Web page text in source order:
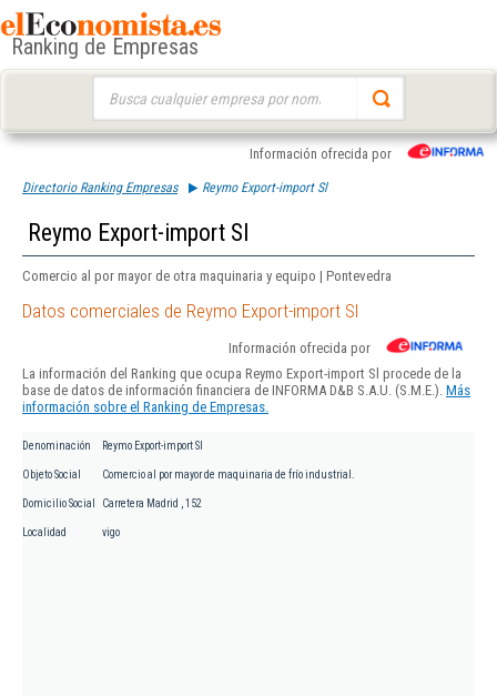
Ranking de Empresas
Información ofrecida por
Directorio Ranking Empresas Reymo Export-import Sl
Reymo Export-import Sl
Comercio al por mayor de otra maquinaria y equipo | Pontevedra
Datos comerciales de Reymo Export-import Sl
Información ofrecida por
La información del Ranking que ocupa Reymo Export-import Sl procede de la
base de datos de información financiera de INFORMA D&B S.A.U. (S.M.E.). Más
información sobre el Ranking de Empresas.
Denominación Reymo Export-import Sl
Objeto Social Comercio al por mayor de maquinaria de frío industrial.
Domicilio Social Carretera Madrid , 152
Localidad vigo